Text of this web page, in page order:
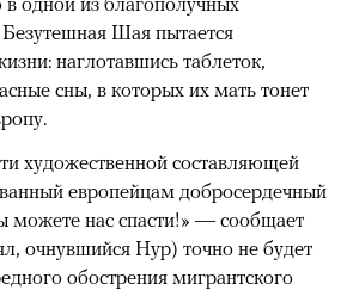
Безутешная Шая пытается
наглотавшись таблеток,
сны, в которых их мать тонет
художественной составляющей
европейцам добросердечный
можете нас спасти!» — сообщает
очнувшийся Нур) точно не будет
обострения мигрантского